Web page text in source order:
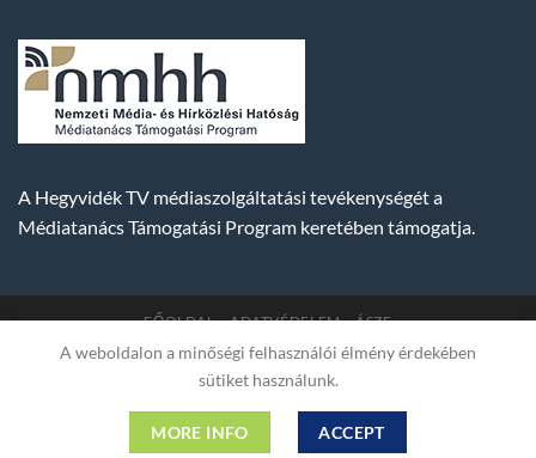
A Hegyvidék TV médiaszolgáltatási tevékenységét a
Médiatanács Támogatási Program keretében támogatja.
FŐOLDAL ADATVÉDELEM ÁSZF
Copyright 2007-2026 © BUDA TV | Hegyvidék Média
Műsorszolgáltató Kft. | Budapest, Hungary, XII. Hajnóczy József
utca 2. fszt. | Cg. 01-09-882523 | A weboldal 256 bit SSL COMODO
titkosítással védve
A weboldalon a minőségi felhasználói élmény érdekében
sütiket használunk.
MORE INFO ACCEPT